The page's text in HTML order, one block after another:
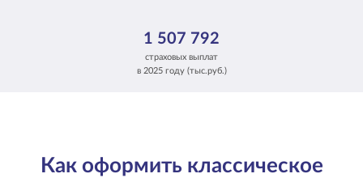
1 507 792
страховых выплат
в 2025 году (тыс.руб.)
Как оформить классическое